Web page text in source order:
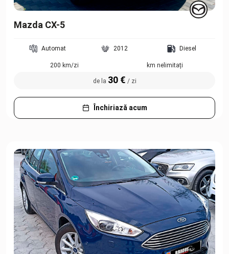
Mazda CX-5
Automat 2012 Diesel
200 km/zi km nelimitați
de la 30 € / zi
Închiriază acum